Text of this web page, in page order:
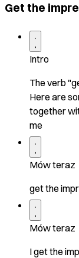
Get the
Intro
The verb
Here are
together
me
Mów teraz
get the
Mów teraz
I get the